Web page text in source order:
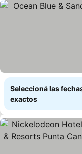
Seleccioná las
exactos